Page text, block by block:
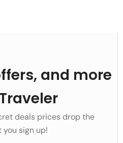
and more
deals prices drop the
you sign up!